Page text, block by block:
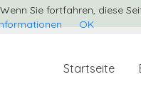
Startseite
Sie fortfahren, diese
OK